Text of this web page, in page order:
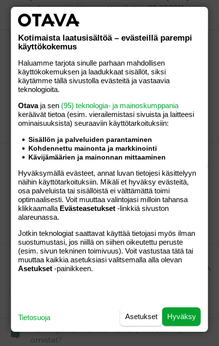
vakava sosiaalitapaus
Viestiketju
28.03.2011
Viestiä: 4
Osio:
Tuli tuosta Anatolian ketjusta mieleen: Tänään
Hesessä nähtyä...
Viereiseen pöytään tuli kaksi noin 9-vuotiasta tyttöä,
joilla oli mukanaan toisen noin 3-4-vuotias pikkuveli.
Ryhmä oli keskenään liikkeellä kaupungissa.
Kotiinlähdön aikaan isosisko ei meinannut millään
äidille ja välillä isälle. Noin...
vakava sosiaalitapaus
Viestiketju
28.03.2011
Osio: Aihe vapaa
Mun on pakko taas kehua poikaani.
5-vuotiaani on ollut influenssassa 8 päivää. Tänään oli
eka päivä kun ei ollut kuumetta ja poika muutenkin
pirteä ja terveen oloinen. Mulla sen sijaan on flunssa
pahentunut. Äsken poika huuteli jääkaapilta, että
täällä ei ole mitään terveellistä syötävää. Kysyin
miten niin, ja poika vastasi...
vakava sosiaalitapaus
Viestiä: 15
Osio:Aihe vapaa
Paras tallentava digiboxi kaapeliin?
Haluan selkeästi käytettävän, helposti ohjelmoitavan,
Kenkägallup: Kuinka monta paria suurinpiirtein
omistat?
Kotimaista laatusisältöä – evästeillä parempi
käyttökokemus
Haluamme tarjota sinulle parhaan mahdollisen
käyttökokemuksen ja laadukkaat sisällöt, siksi
käytämme tällä sivustolla evästeitä ja vastaavia
teknologioita.
Otavaja sen (95) teknologia- ja mainoskumppania
keräävät tietoa (esim. vierailemis­tasi sivuista ja laitteesi
ominaisuuk­sista) seuraaviin käyttötarkoituksiin:
Sisällön ja palveluiden parantaminen
Kohdennettu mainonta ja markkinointi
Kävijämäärien ja mainonnan mittaaminen
Hyväksymällä evästeet, annat luvan tietojesi käsittelyyn
näihin käyttötarkoituksiin. Mikäli et hyväksy evästeitä,
osa palveluista tai sisällöistä ei välttämättä toimi
optimaalisesti. Voit muuttaa valintojasi milloin tahansa
klikkaamalla Evästeasetukset -linkkiä sivuston
alareunassa.
Jotkin teknologiat saattavat käyttää tietojasi myös ilman
suostumustasi, jos niillä on siihen oikeutettu peruste
(esim. sivun tekninen toimivuus). Voit vastustaa tätä tai
muuttaa kaikkia asetuksiasi valitsemalla alla olevan
Asetukset -painikkeen.
Hyväksy
Asetukset
Tietosuoja